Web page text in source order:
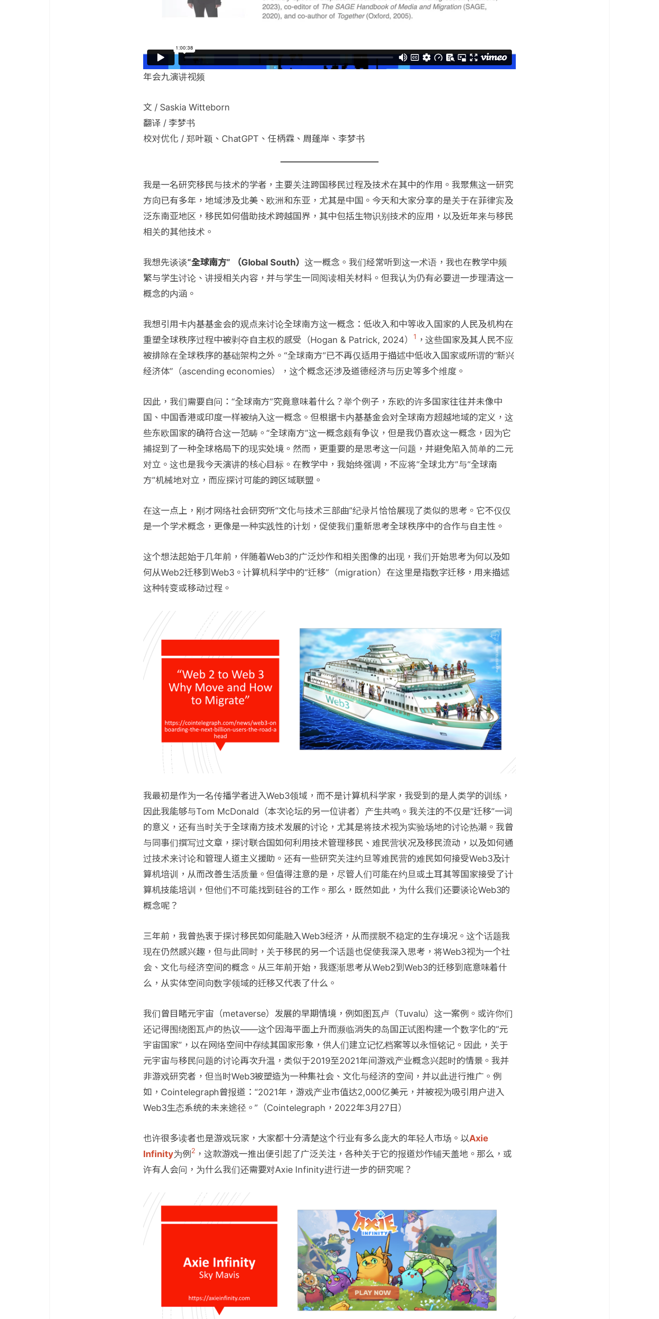
年会九演讲视频
文 / Saskia Witteborn
翻译 / 李梦书
校对优化 / 郑叶颖、ChatGPT、任柄霖、周蓬岸、李梦书
我是一名研究移民与技术的学者，主要关注跨国移民过程及技术在其中的作用。我聚焦这一研究
方向已有多年，地域涉及北美、欧洲和东亚，尤其是中国。今天和大家分享的是关于在菲律宾及
泛东南亚地区，移民如何借助技术跨越国界，其中包括生物识别技术的应用，以及近年来与移民
相关的其他技术。
我想先谈谈“全球南方” （Global South）这一概念。我们经常听到这一术语，我也在教学中频
繁与学生讨论、讲授相关内容，并与学生一同阅读相关材料。但我认为仍有必要进一步理清这一
概念的内涵。
我想引用卡内基基金会的观点来讨论全球南方这一概念：低收入和中等收入国家的人民及机构在
重塑全球秩序过程中被剥夺自主权的感受（Hogan & Patrick, 2024）
1 ，这些国家及其人民不应
被排除在全球秩序的基础架构之外。“全球南方”已不再仅适用于描述中低收入国家或所谓的“新兴
经济体”（ascending economies），这个概念还涉及道德经济与历史等多个维度。
因此，我们需要自问：“全球南方”究竟意味着什么？举个例子，东欧的许多国家往往并未像中
国、中国香港或印度一样被纳入这一概念。但根据卡内基基金会对全球南方超越地域的定义，这
些东欧国家的确符合这一范畴。“全球南方”这一概念颇有争议，但是我仍喜欢这一概念，因为它
捕捉到了一种全球格局下的现实处境。然而，更重要的是思考这一问题，并避免陷入简单的二元
对立。这也是我今天演讲的核心目标。在教学中，我始终强调，不应将“全球北方”与“全球南
方”机械地对立，而应探讨可能的跨区域联盟。
在这一点上，刚才网络社会研究所“文化与技术三部曲”纪录片恰恰展现了类似的思考。它不仅仅
是一个学术概念，更像是一种实践性的计划，促使我们重新思考全球秩序中的合作与自主性。
这个想法起始于几年前，伴随着Web3的广泛炒作和相关图像的出现，我们开始思考为何以及如
何从Web2迁移到Web3。计算机科学中的“迁移”（migration）在这里是指数字迁移，用来描述
这种转变或移动过程。
我最初是作为一名传播学者进入Web3领域，而不是计算机科学家，我受到的是人类学的训练，
因此我能够与Tom McDonald（本次论坛的另一位讲者）产生共鸣。我关注的不仅是“迁移”一词
的意义，还有当时关于全球南方技术发展的讨论，尤其是将技术视为实验场地的讨论热潮。我曾
与同事们撰写过文章，探讨联合国如何利用技术管理移民、难民营状况及移民流动，以及如何通
过技术来讨论和管理人道主义援助。还有一些研究关注约旦等难民营的难民如何接受Web3及计
算机培训，从而改善生活质量。但值得注意的是，尽管人们可能在约旦或土耳其等国家接受了计
算机技能培训，但他们不可能找到硅谷的工作。那么，既然如此，为什么我们还要谈论Web3的
概念呢？
三年前，我曾热衷于探讨移民如何能融入Web3经济，从而摆脱不稳定的生存境况。这个话题我
现在仍然感兴趣，但与此同时，关于移民的另一个话题也促使我深入思考，将Web3视为一个社
会、文化与经济空间的概念。从三年前开始，我逐渐思考从Web2到Web3的迁移到底意味着什
么，从实体空间向数字领域的迁移又代表了什么。
我们曾目睹元宇宙（metaverse）发展的早期情境，例如图瓦卢（Tuvalu）这一案例。或许你们
还记得围绕图瓦卢的热议——这个因海平面上升而濒临消失的岛国正试图构建一个数字化的“元
宇宙国家”，以在网络空间中存续其国家形象，供人们建立记忆档案等以永恒铭记。因此，关于
元宇宙与移民问题的讨论再次升温，类似于2019至2021年间游戏产业概念兴起时的情景。我并
非游戏研究者，但当时Web3被塑造为一种集社会、文化与经济的空间，并以此进行推广。例
如，Cointelegraph曾报道：“2021年，游戏产业市值达2,000亿美元，并被视为吸引用户进入
Web3生态系统的未来途径。”（Cointelegraph，2022年3月27日）
也许很多读者也是游戏玩家，大家都十分清楚这个行业有多么庞大的年轻人市场。以Axie
Infinity为例2，这款游戏一推出便引起了广泛关注，各种关于它的报道炒作铺天盖地。那么，或
许有人会问，为什么我们还需要对Axie Infinity进行进一步的研究呢？